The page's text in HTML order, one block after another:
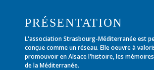
PRÉSENTATION
L'association Strasbourg-Méditerranée est
conçue comme un réseau. Elle oeuvre à
promouvoir en Alsace l'histoire, les
de la Méditerranée.